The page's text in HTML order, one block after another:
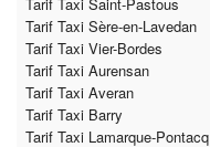
Tarif Taxi Sère-en-Lavedan
Tarif Taxi Vier-Bordes
Tarif Taxi Aurensan
Tarif Taxi Averan
Tarif Taxi Barry
Tarif Taxi Lamarque-Pontacq